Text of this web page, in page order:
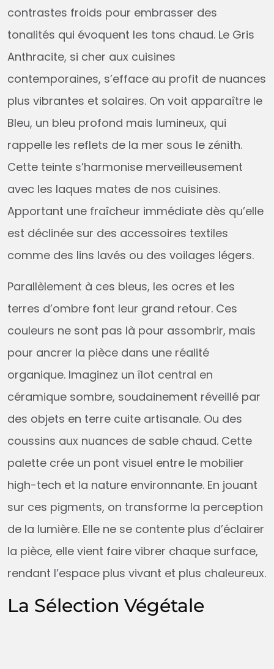
contrastes froids pour embrasser des
tonalités qui évoquent les tons chaud. Le Gris
Anthracite, si cher aux cuisines
contemporaines, s’efface au profit de nuances
plus vibrantes et solaires. On voit apparaître le
Bleu, un bleu profond mais lumineux, qui
rappelle les reflets de la mer sous le zénith.
Cette teinte s’harmonise merveilleusement
avec les laques mates de nos cuisines.
Apportant une fraîcheur immédiate dès qu’elle
est déclinée sur des accessoires textiles
comme des lins lavés ou des voilages légers.
Parallèlement à ces bleus, les ocres et les
terres d’ombre font leur grand retour. Ces
couleurs ne sont pas là pour assombrir, mais
pour ancrer la pièce dans une réalité
organique. Imaginez un îlot central en
céramique sombre, soudainement réveillé par
des objets en terre cuite artisanale. Ou des
coussins aux nuances de sable chaud. Cette
palette crée un pont visuel entre le mobilier
high-tech et la nature environnante. En jouant
sur ces pigments, on transforme la perception
de la lumière. Elle ne se contente plus d’éclairer
la pièce, elle vient faire vibrer chaque surface,
rendant l’espace plus vivant et plus chaleureux.
La Sélection Végétale